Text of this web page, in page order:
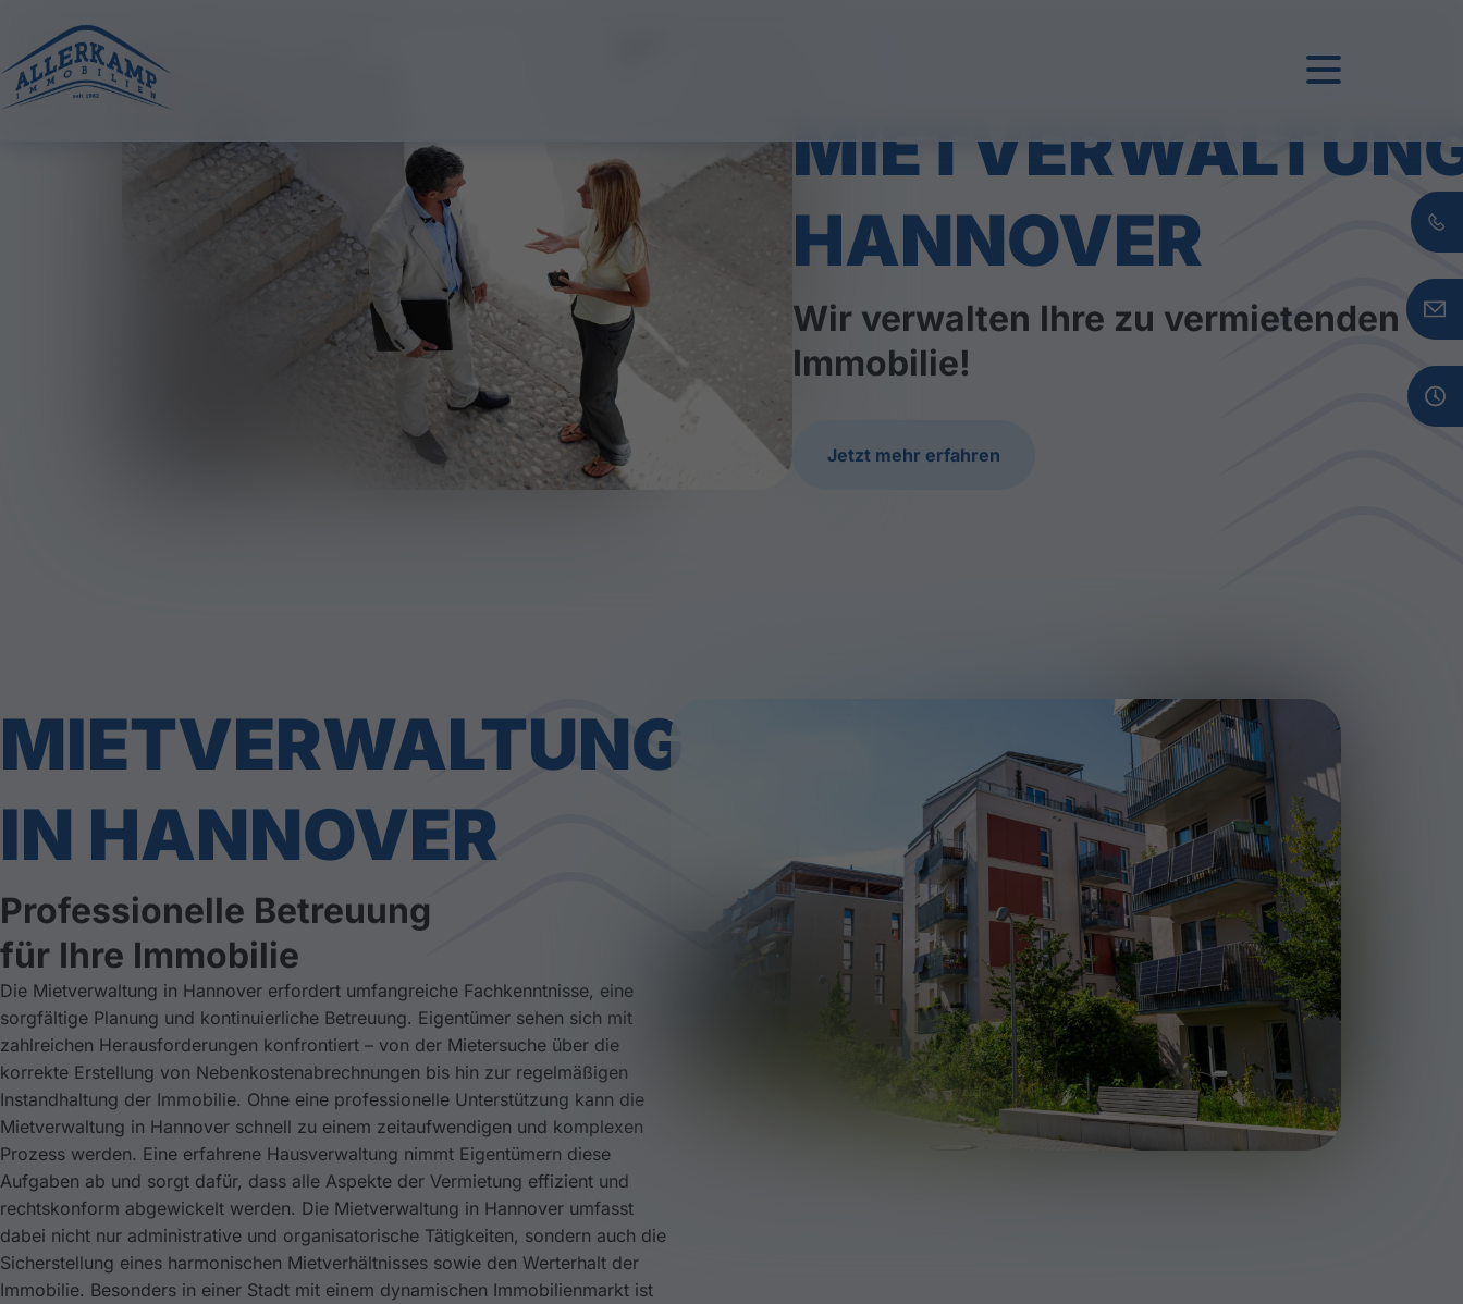
HANNOVER
Wir verwalten Ihre zu vermietenden
Immobilie!
Jetzt mehr erfahren
MIETVERWALTUNG
IN HANNOVER
Professionelle Betreuung
für Ihre Immobilie
Die Mietverwaltung in Hannover erfordert umfangreiche Fachkenntnisse, eine
sorgfältige Planung und kontinuierliche Betreuung. Eigentümer sehen sich mit
zahlreichen Herausforderungen konfrontiert – von der Mietersuche über die
korrekte Erstellung von Nebenkostenabrechnungen bis hin zur regelmäßigen
Instandhaltung der Immobilie. Ohne eine professionelle Unterstützung kann die
Mietverwaltung in Hannover schnell zu einem zeitaufwendigen und komplexen
Prozess werden. Eine erfahrene Hausverwaltung nimmt Eigentümern diese
Aufgaben ab und sorgt dafür, dass alle Aspekte der Vermietung effizient und
rechtskonform abgewickelt werden. Die Mietverwaltung in Hannover umfasst
dabei nicht nur administrative und organisatorische Tätigkeiten, sondern auch die
Sicherstellung eines harmonischen Mietverhältnisses sowie den Werterhalt der
Immobilie. Besonders in einer Stadt mit einem dynamischen Immobilienmarkt ist